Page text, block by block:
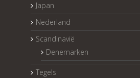
Japan
Nederland
Scandinavië
Denemarken
Tegels